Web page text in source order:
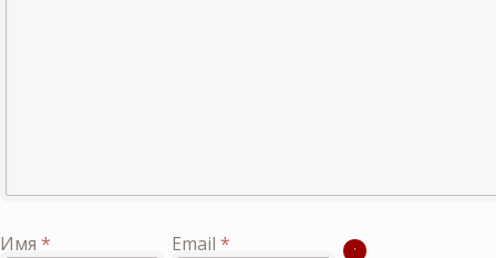
Имя * Email *